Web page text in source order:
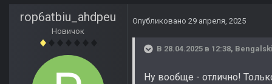
rop6atbiu_ahdpeu
Новичок
Опубликовано 29 апреля, 2025
В 28.04.2025 в 12:38,
Ну вообще - отлично!